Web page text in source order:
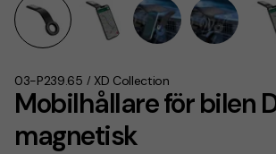
Mobilhållare för bilen
magnetisk
03-P239.65 / XD Collection